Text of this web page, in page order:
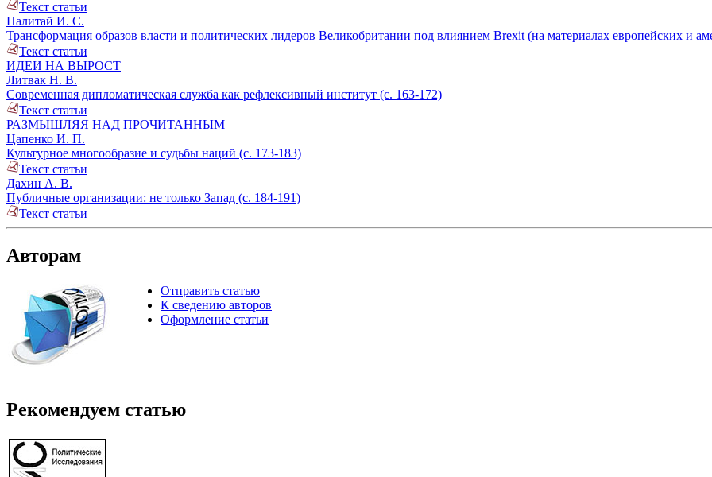
Текст статьи
Палитай И. С.
Трансформация образов власти и политических лидеров Великобритании под влиянием Brexit (на материалах европейских и
Текст статьи
ИДЕИ НА ВЫРОСТ
Литвак Н. В.
Современная дипломатическая служба как рефлексивный институт (с. 163-172)
Текст статьи
РАЗМЫШЛЯЯ НАД ПРОЧИТАННЫМ
Цапенко И. П.
Культурное многообразие и судьбы наций (с. 173-183)
Текст статьи
Дахин А. В.
Публичные организации: не только Запад (с. 184-191)
Текст статьи
Авторам
Отправить статью
К сведению авторов
Оформление статьи
Рекомендуем статью